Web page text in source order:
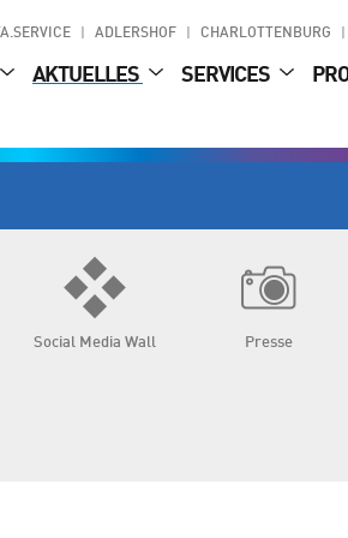
ADLERSHOF CHARLOTTENBURG
AKTUELLES SERVICES
Social Media Wall Presse